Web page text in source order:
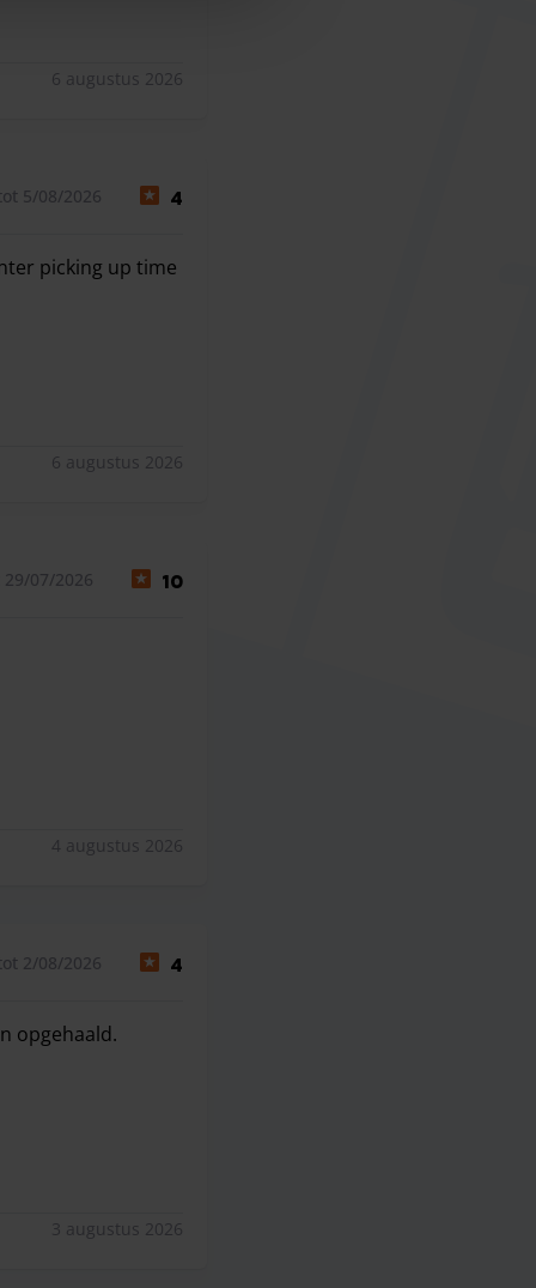
6 augustus 2026
5/08/2026 4
picking up time
6 augustus 2026
07/2026 10
4 augustus 2026
2/08/2026 4
opgehaald.
3 augustus 2026